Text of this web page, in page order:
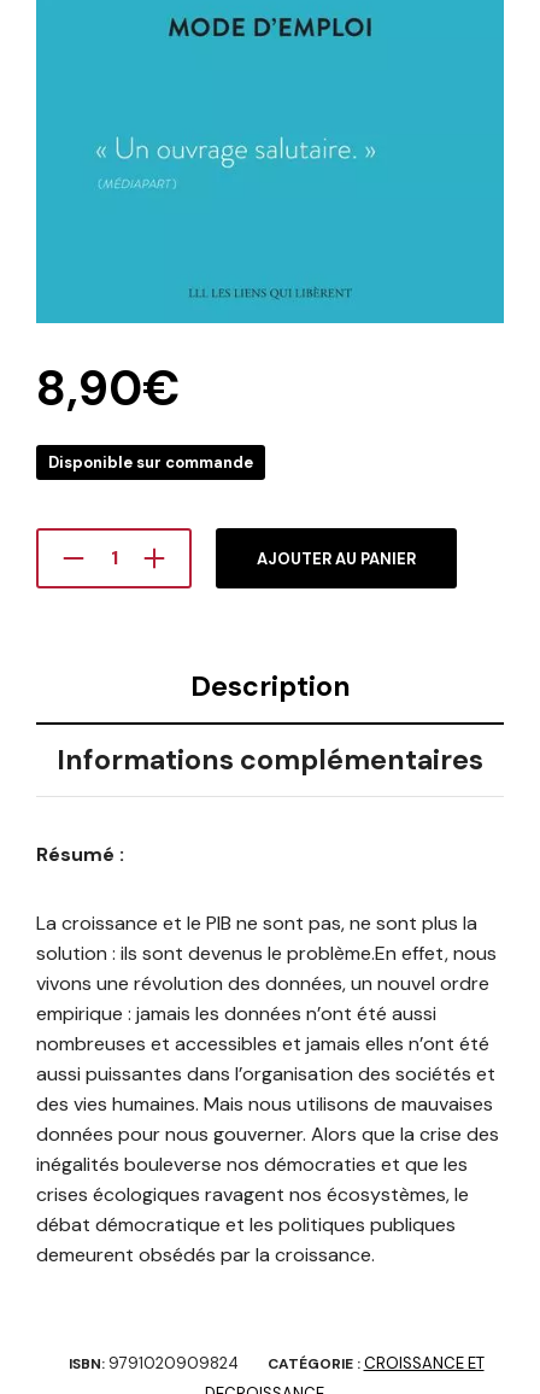
8,90€
Disponible sur commande
AJOUTER AU PANIER
Description
Informations complémentaires
Résumé :
La croissance et le PIB ne sont pas, ne sont plus la
solution : ils sont devenus le problème.En effet, nous
vivons une révolution des données, un nouvel ordre
empirique : jamais les données n’ont été aussi
nombreuses et accessibles et jamais elles n’ont été
aussi puissantes dans l’organisation des sociétés et
des vies humaines. Mais nous utilisons de mauvaises
données pour nous gouverner. Alors que la crise des
inégalités bouleverse nos démocraties et que les
crises écologiques ravagent nos écosystèmes, le
débat démocratique et les politiques publiques
demeurent obsédés par la croissance.
ISBN: 9791020909824 CATÉGORIE :CROISSANCE ET